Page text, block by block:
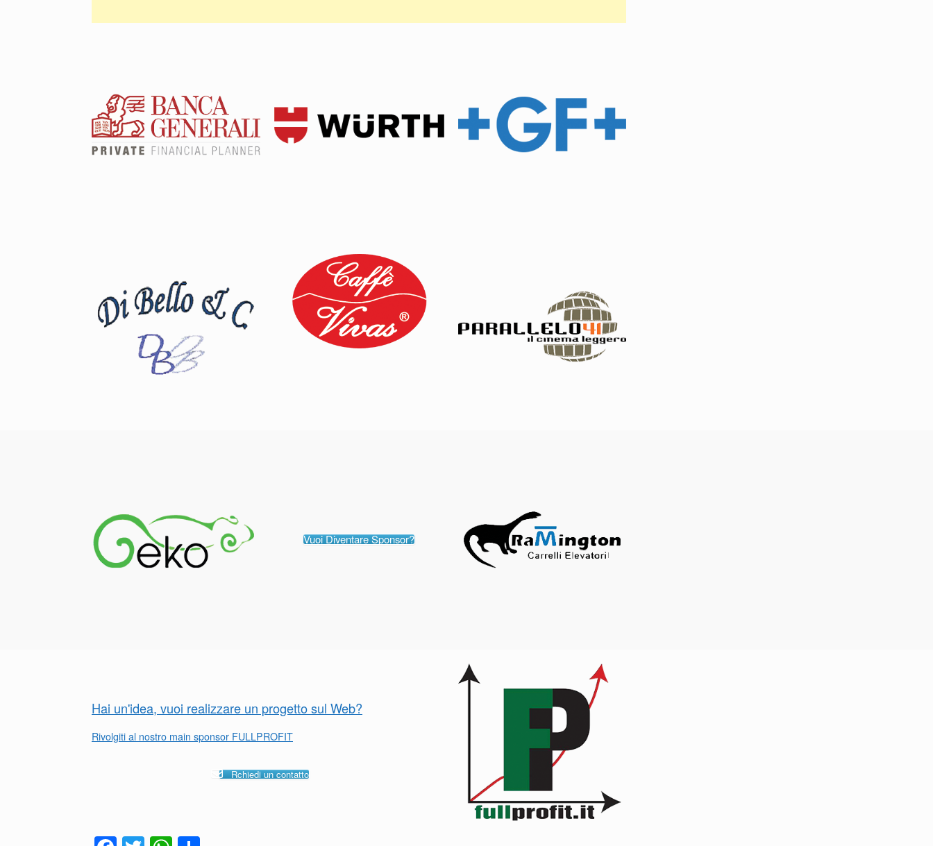
Vuoi Diventare Sponsor?
Hai un'idea, vuoi realizzare un progetto sul Web?
Rivolgiti al nostro main sponsor FULLPROFIT
Rchiedi un contatto